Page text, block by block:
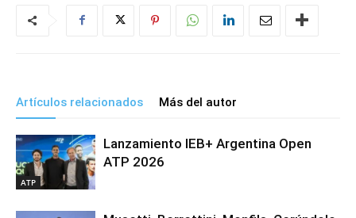
Artículos relacionados Más del autor
ATP
Lanzamiento IEB+ Argentina Open
ATP 2026